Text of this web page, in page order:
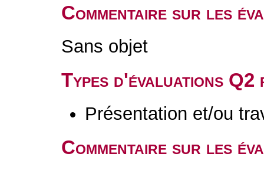
Commentaire sur les
Sans objet
Types d'évaluations
Présentation et/ou
Commentaire sur les